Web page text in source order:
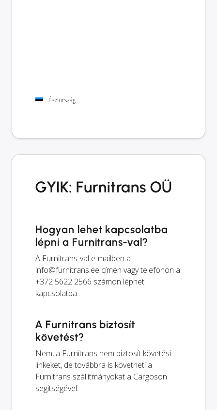
Észtország
GYIK: Furnitrans OÜ
Hogyan lehet kapcsolatba
lépni a Furnitrans-val?
A Furnitrans-val e-mailben a
info@furnitrans.ee címen vagy telefonon a
+372 5622 2566 számon léphet
kapcsolatba.
A Furnitrans biztosít
követést?
Nem, a Furnitrans nem biztosít követési
linkeket, de továbbra is követheti a
Furnitrans szállítmányokat a Cargoson
segítségével.